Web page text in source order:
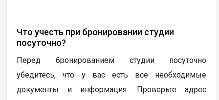
Что учесть при бронировании студии
посуточно?
Перед бронированием студии посуточно
убедитесь, что у вас есть все необходимые
документы и информация. Проверьте адрес